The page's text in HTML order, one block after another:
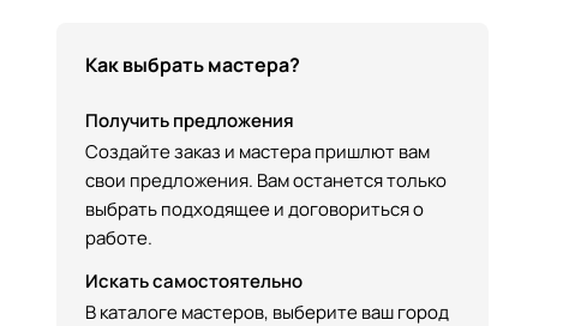
Как выбрать мастера?
Получить предложения
Создайте заказ и мастера пришлют вам
свои предложения. Вам останется только
выбрать подходящее и договориться о
работе.
Искать самостоятельно
В каталоге мастеров, выберите ваш город